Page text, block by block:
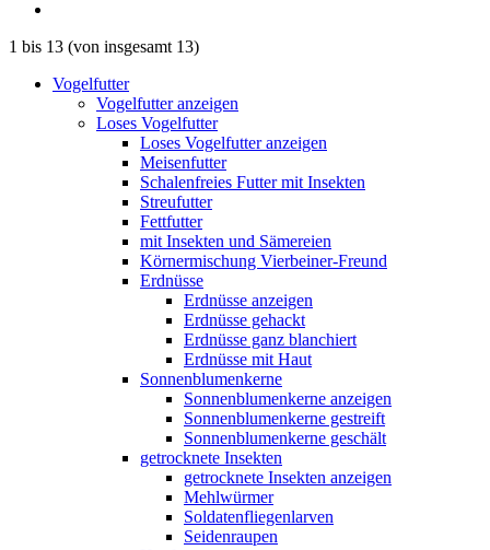
1 bis 13 (von insgesamt 13)
Vogelfutter
Vogelfutter anzeigen
Loses Vogelfutter
Loses Vogelfutter anzeigen
Meisenfutter
Schalenfreies Futter mit Insekten
Streufutter
Fettfutter
mit Insekten und Sämereien
Körnermischung Vierbeiner-Freund
Erdnüsse
Erdnüsse anzeigen
Erdnüsse gehackt
Erdnüsse ganz blanchiert
Erdnüsse mit Haut
Sonnenblumenkerne
Sonnenblumenkerne anzeigen
Sonnenblumenkerne gestreift
Sonnenblumenkerne geschält
getrocknete Insekten
getrocknete Insekten anzeigen
Mehlwürmer
Soldatenfliegenlarven
Seidenraupen